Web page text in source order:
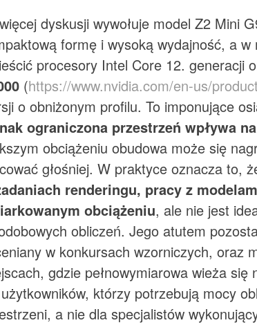
dyskusji wywołuje model Z2 Mini
formę i wysoką wydajność, a
procesory Intel Core 12. generacji
(https://www.nvidia.com/en-us/
o obniżonym profilu. To imponujące
ograniczona przestrzeń wpływa
obciążeniu obudowa może się
głośniej. W praktyce oznacza to,
renderingu, pracy z
obciążeniu, ale nie jest
obliczeń. Jego atutem
w konkursach wzorniczych, oraz
gdzie pełnowymiarowa wieża się
którzy potrzebują mocy
a nie dla specjalistów